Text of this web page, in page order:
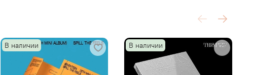
В наличии В наличии